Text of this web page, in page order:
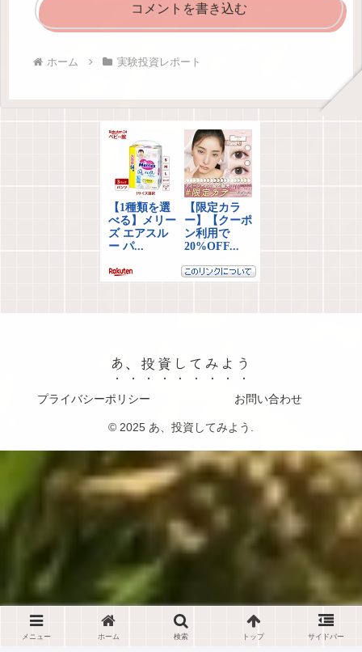
コメントを書き込む
ホーム 実験投資レポート
あ、投資してみよう
プライバシーポリシー お問い合わせ
© 2025 あ、投資してみよう.
メニュー ホーム 検索 トップ サイドバー